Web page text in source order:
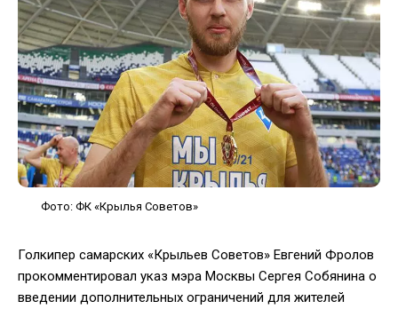
Фото: ФК «Крылья Советов»
Голкипер самарских «Крыльев Советов» Евгений Фролов
прокомментировал указ мэра Москвы Сергея Собянина о
введении дополнительных ограничений для жителей